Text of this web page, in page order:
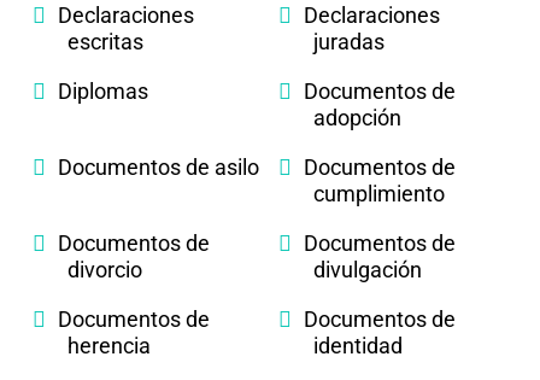
Declaraciones
escritas
Declaraciones
juradas
Diplomas
Documentos de
adopción
Documentos de asilo
Documentos de
cumplimiento
Documentos de
divorcio
Documentos de
divulgación
Documentos de
herencia
Documentos de
identidad